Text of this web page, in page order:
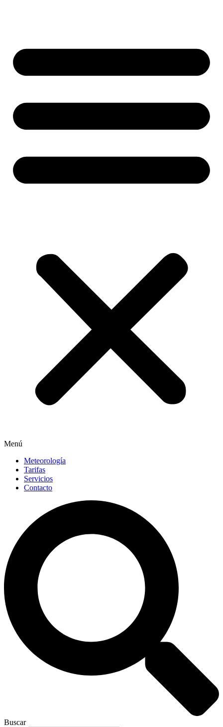
Menú
Meteorología
Tarifas
Servicios
Contacto
Buscar